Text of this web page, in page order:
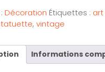
Décoration Étiquettes :
, vintage
Informations